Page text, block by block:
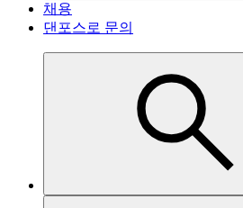
채용
댄포스로 문의